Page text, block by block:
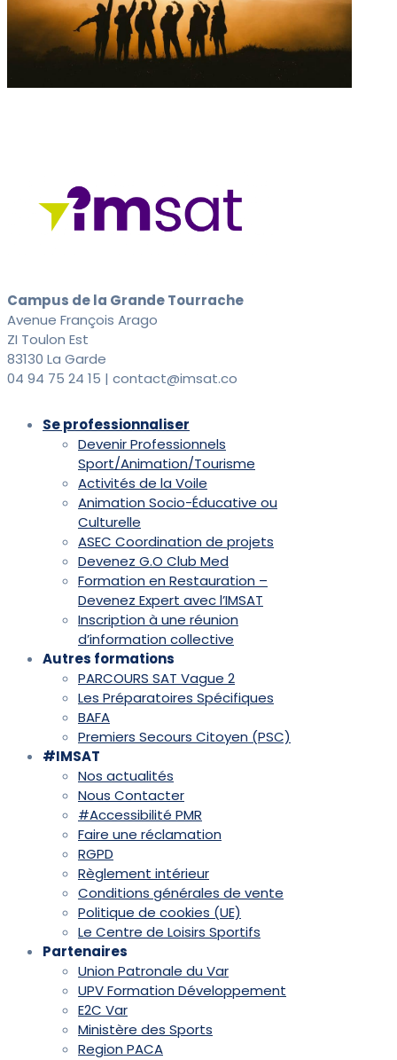
Campus de la Grande Tourrache
Avenue François Arago
ZI Toulon Est
83130 La Garde
04 94 75 24 15 | contact@imsat.co
Se professionnaliser
Devenir Professionnels
Sport/Animation/Tourisme
Activités de la Voile
Animation Socio-Éducative ou
Culturelle
ASEC Coordination de projets
Devenez G.O Club Med
Formation en Restauration –
Devenez Expert avec l’IMSAT
Inscription à une réunion
d’information collective
Autres formations
PARCOURS SAT Vague 2
Les Préparatoires Spécifiques
BAFA
Premiers Secours Citoyen (PSC)
#IMSAT
Nos actualités
Nous Contacter
#Accessibilité PMR
Faire une réclamation
RGPD
Règlement intérieur
Conditions générales de vente
Politique de cookies (UE)
Le Centre de Loisirs Sportifs
Partenaires
Union Patronale du Var
UPV Formation Développement
E2C Var
Ministère des Sports
Region PACA